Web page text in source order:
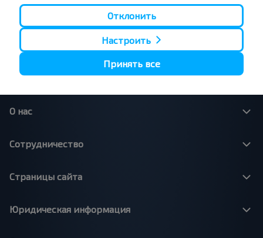
Вильнюс - Минск
Москва - Брест
Минск - Варшава
Москва - Барановичи
Брест - Люблин
Брест - Варшава
О нас
Сотрудничество
Страницы сайта
Юридическая информация
Отклонить
Настроить
Принять все